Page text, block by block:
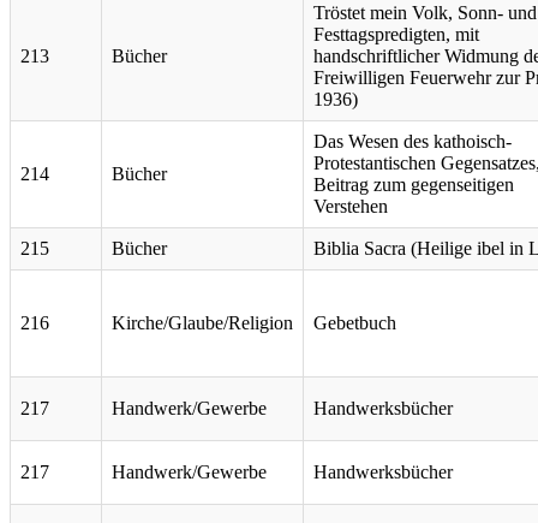
213 Bücher
Tröstet mein Volk, Sonn- und
Festtagspredigten, mit
handschriftlicher Widmung
Freiwilligen Feuerwehr zur
1936)
214 Bücher
Das Wesen des kathoisch-
Protestantischen
Beitrag zum gegenseitigen
Verstehen
215 Bücher Biblia Sacra (Heilige ibel in
216 Kirche/Glaube/Religion Gebetbuch
217 Handwerk/Gewerbe Handwerksbücher
217 Handwerk/Gewerbe Handwerksbücher